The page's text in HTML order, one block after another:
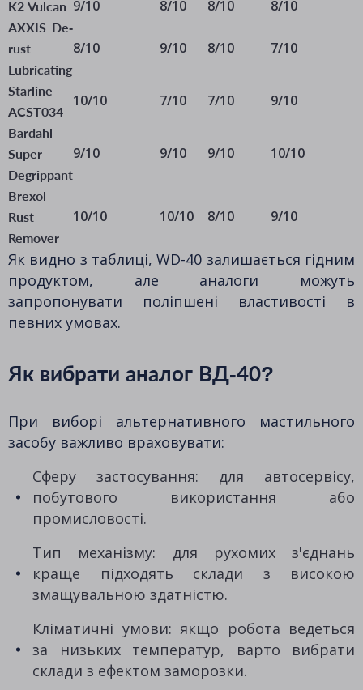
K2 Vulcan 9/10 8/10 8/10 8/10
AXXIS De-
rust
Lubricating
8/10 9/10 8/10 7/10
Starline
ACST034
10/10 7/10 7/10 9/10
Bardahl
Super
Degrippant
9/10 9/10 9/10 10/10
Brexol
Rust
Remover
10/10 10/10 8/10 9/10
Як видно з таблиці, WD-40 залишається гідним
продуктом, але аналоги можуть
запропонувати поліпшені властивості в
певних умовах.
Як вибрати аналог ВД-40?
При виборі альтернативного мастильного
засобу важливо враховувати:
Сферу застосування: для автосервісу,
побутового використання або
промисловості.
Тип механізму: для рухомих з'єднань
краще підходять склади з високою
змащувальною здатністю.
Кліматичні умови: якщо робота ведеться
за низьких температур, варто вибрати
склади з ефектом заморозки.